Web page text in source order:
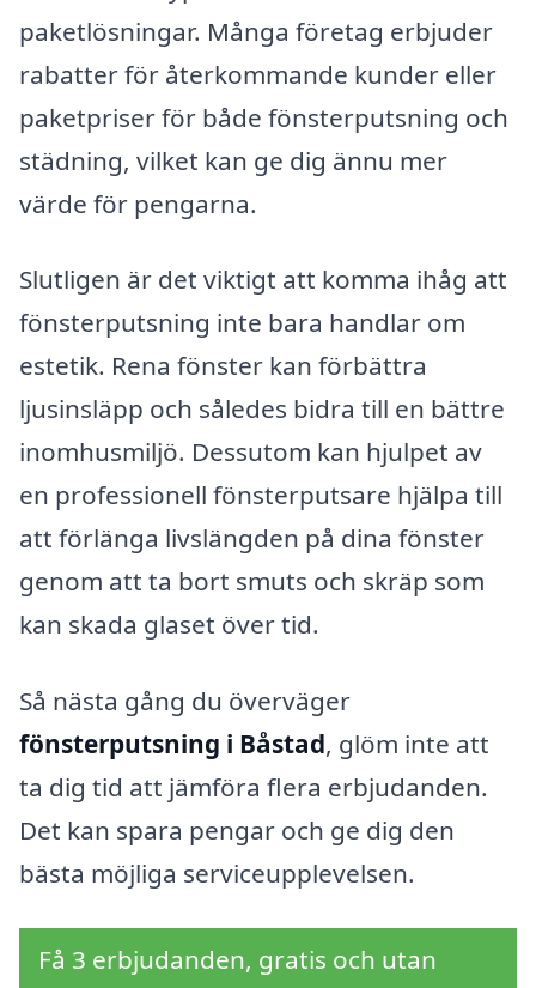
paketlösningar. Många företag erbjuder
rabatter för återkommande kunder eller
paketpriser för både fönsterputsning och
städning, vilket kan ge dig ännu mer
värde för pengarna.
Slutligen är det viktigt att komma ihåg att
fönsterputsning inte bara handlar om
estetik. Rena fönster kan förbättra
ljusinsläpp och således bidra till en bättre
inomhusmiljö. Dessutom kan hjulpet av
en professionell fönsterputsare hjälpa till
att förlänga livslängden på dina fönster
genom att ta bort smuts och skräp som
kan skada glaset över tid.
Så nästa gång du överväger
fönsterputsning i Båstad, glöm inte att
ta dig tid att jämföra flera erbjudanden.
Det kan spara pengar och ge dig den
bästa möjliga serviceupplevelsen.
Få 3 erbjudanden, gratis och utan